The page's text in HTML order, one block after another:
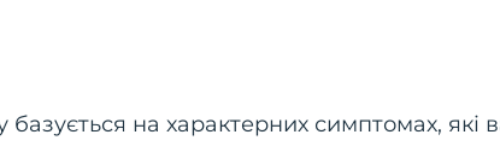
на характерних симптомах, які